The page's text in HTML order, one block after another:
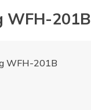
WFH-201B
WFH-201B